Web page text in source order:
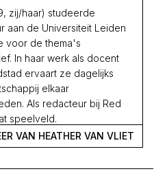
zij/haar) studeerde
aan de Universiteit Leiden
voor de thema's
In haar werk als docent
ervaart ze dagelijks
elkaar
Als redacteur bij Red
speelveld.
VAN HEATHER VAN VLIET